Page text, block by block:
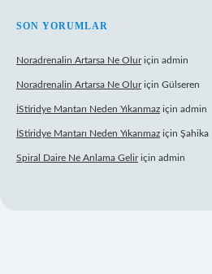
SON YORUMLAR
Noradrenalin Artarsa Ne Oluriçin admin
Noradrenalin Artarsa Ne Oluriçin Gülseren
İStiridye Mantarı Neden Yıkanmaz için admin
İStiridye Mantarı Neden Yıkanmaz için Şahika
Spiral Daire Ne Anlama Geliriçin admin